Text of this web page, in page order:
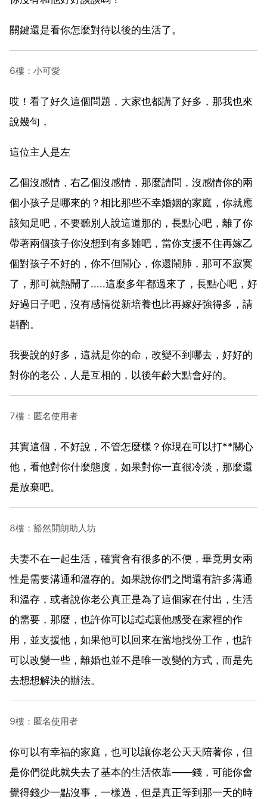
關鍵還是看你怎麼對待以後的生活了。
6樓：小可愛
哎！看了好久這個問題，大家也都講了好多，那我也來
說幾句，
這位主人是左
乙個沒感情，右乙個沒感情，那麼請問，沒感情你的兩
個小孩子是哪來的？相比那些不幸婚姻的家庭，你就應
該知足吧，不要聽別人說這道那的，長點心吧，離了你
帶著兩個孩子你沒想到有多難吧，當你支援不住再嫁乙
個對孩子不好的，你不但鬧心，你還鬧肺，那可不寂寞
了，那可就熱鬧了.....這麼多年都過來了，長點心吧，好
好過日子吧，沒有感情從新培養也比再嫁好強得多，請
斟酌。
我要說的好多，這就是你的命，改變不到哪去，好好的
對你的老公，人是互相的，以後年齡大點會好的。
7樓：匿名使用者
其實這個，不好說，不管怎麼樣？你現在可以打**關心
他，看他對你什麼態度，如果對你一直很冷淡，那麼還
是放棄吧。
8樓：豁然開朗助人坊
夫妻不在一起生活，確實會有很多的不便，畢竟男女兩
性是需要溝通和溫存的。如果說你們之間還有許多溝通
和溫存，或者說你老公真正是為了這個家在付出，生活
的需要，那麼，也許你可以試試讓他感受在家裡的作
用，並支援他，如果他可以回來在當地找份工作，也許
可以改變一些，離婚也並不是唯一改變的方式，而是先
去想想解決的辦法。
9樓：匿名使用者
你可以有幸福的家庭，也可以讓你老公天天陪著你，但
是你們從此就失去了基本的生活依靠——錢，可能你會
覺得錢少一點沒事，一樣過，但是真正等到那一天的時